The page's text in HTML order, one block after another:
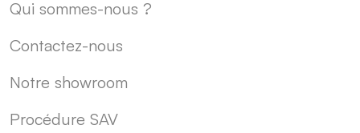
Qui sommes-nous ?
Contactez-nous
Notre showroom
Procédure SAV